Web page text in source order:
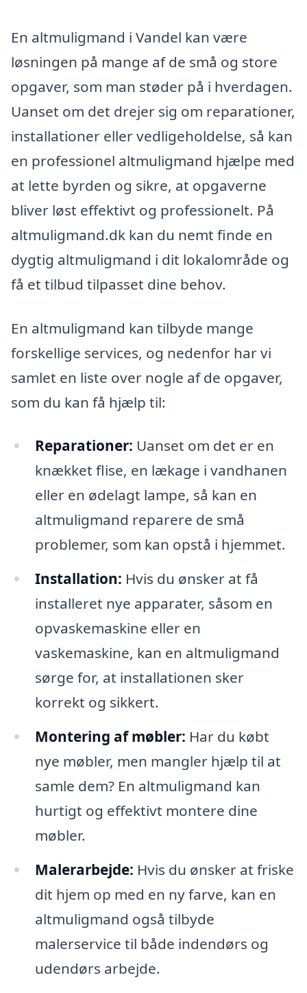
En altmuligmand i Vandel kan være
løsningen på mange af de små og store
opgaver, som man støder på i hverdagen.
Uanset om det drejer sig om reparationer,
installationer eller vedligeholdelse, så kan
en professionel altmuligmand hjælpe med
at lette byrden og sikre, at opgaverne
bliver løst effektivt og professionelt. På
altmuligmand.dk kan du nemt finde en
dygtig altmuligmand i dit lokalområde og
få et tilbud tilpasset dine behov.
En altmuligmand kan tilbyde mange
forskellige services, og nedenfor har vi
samlet en liste over nogle af de opgaver,
som du kan få hjælp til:
Reparationer: Uanset om det er en
knækket flise, en lækage i vandhanen
eller en ødelagt lampe, så kan en
altmuligmand reparere de små
problemer, som kan opstå i hjemmet.
Installation: Hvis du ønsker at få
installeret nye apparater, såsom en
opvaskemaskine eller en
vaskemaskine, kan en altmuligmand
sørge for, at installationen sker
korrekt og sikkert.
Montering af møbler: Har du købt
nye møbler, men mangler hjælp til at
samle dem? En altmuligmand kan
hurtigt og effektivt montere dine
møbler.
Malerarbejde: Hvis du ønsker at friske
dit hjem op med en ny farve, kan en
altmuligmand også tilbyde
malerservice til både indendørs og
udendørs arbejde.